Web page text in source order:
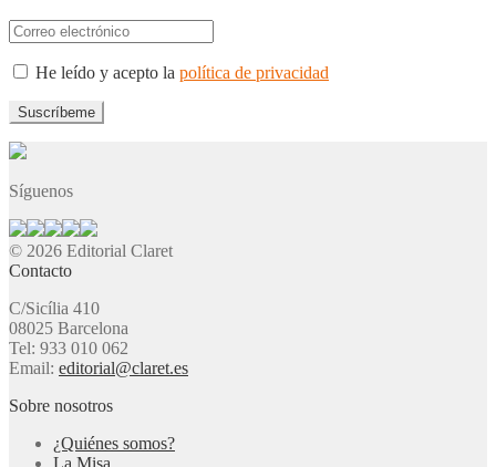
He leído y acepto la política de privacidad
Síguenos
© 2026 Editorial Claret
Contacto
C/Sicília 410
08025 Barcelona
Tel: 933 010 062
Email: editorial@claret.es
Sobre nosotros
¿Quiénes somos?